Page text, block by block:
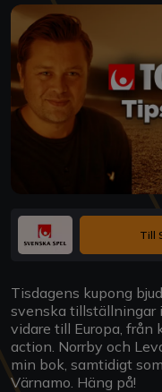
Till
Tisdagens kupong
svenska tillställningar
vidare till Europa, från
action. Norrby och
min bok, samtidigt
Värnamo. Häng på!